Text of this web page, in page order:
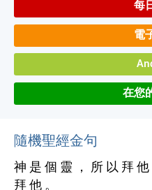
每
電
在您
隨機聖經金句
神 是 個 靈 ， 所 以 拜
拜 他 。